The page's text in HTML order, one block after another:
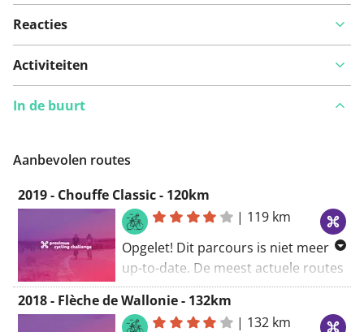
Bekijk op kaart
Iets opgevallen op deze route?
Reacties
Activiteiten
In de buurt
Aanbevolen routes
2019 - Chouffe Classic - 120km
| 119 km
Opgelet! Dit parcours is niet meer
up-to-date. De meest actuele routes
vind je via
www.proximuscyclingchallenge.be
2018 - Flèche de Wallonie - 132km
| 132 km